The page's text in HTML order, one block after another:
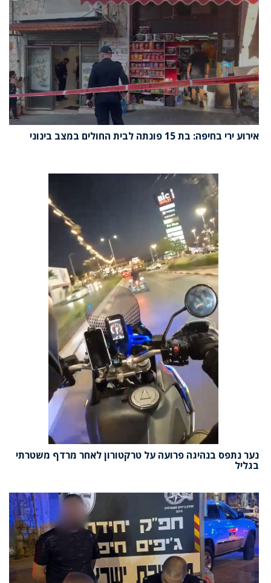
אירוע ירי בחיפה: בת 15 פונתה לבית החולים במצב בינוני
נער נתפס בנהיגה פרועה על טרקטורון לאחר מרדף משטרתי
בגליל